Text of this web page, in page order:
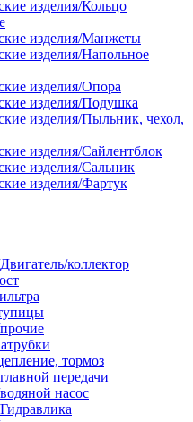
изделия/Кольцо
изделия/Манжеты
изделия/Напольное
изделия/Опора
изделия/Подушка
изделия/Пыльник, чехол,
изделия/Сайлентблок
изделия/Сальник
изделия/Фартук
коллектор
тормоз
передачи
насос